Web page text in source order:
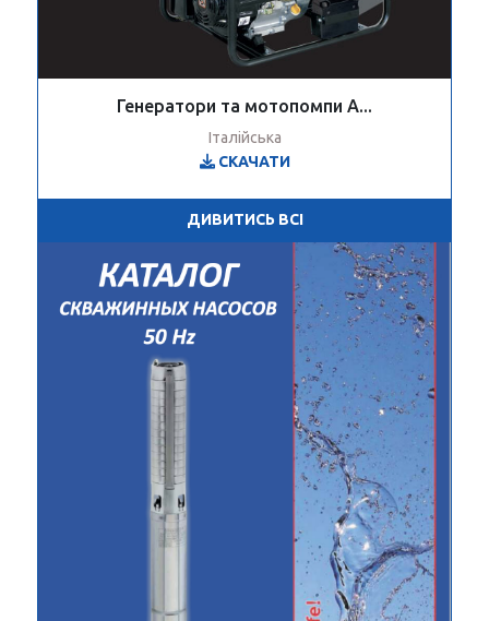
Генератори та мотопомпи A...
Італійська
СКАЧАТИ
ДИВИТИСЬ ВСІ